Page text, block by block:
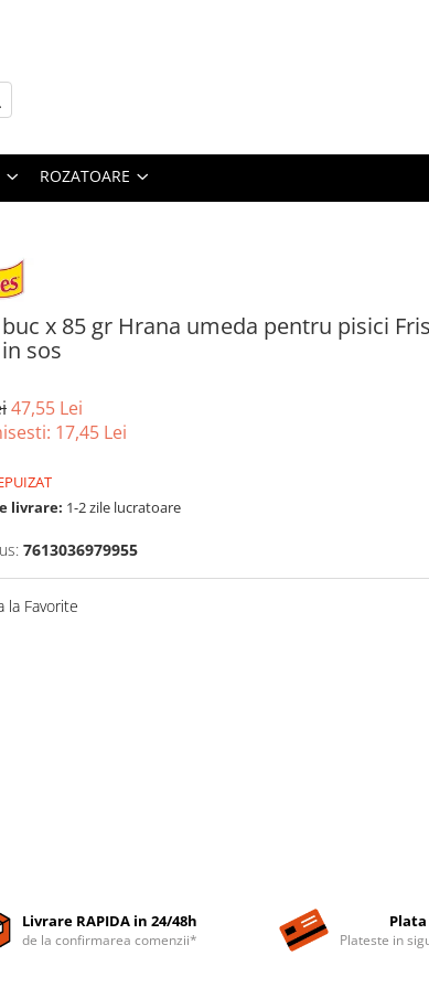
ROZATOARE
buc x 85 gr Hrana umeda pentru pisici
sos
47,55 Lei
17,45 Lei
livrare: 1-2 zile lucratoare
7613036979955
la Favorite
Livrare RAPIDA in 24/48h
de la confirmarea comenzii* Plateste in